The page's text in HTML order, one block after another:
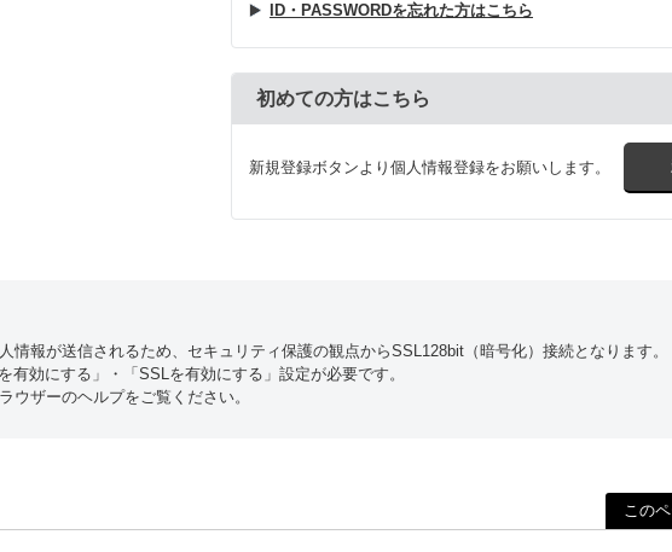
ID・PASSWORDを忘れた方はこちら
初めての方はこちら
新規登録ボタンより個人情報登録をお願いします。
情報が送信されるため、セキュリティ保護の観点からSSL128bit（暗号化）接続となります。
効にする」・「SSLを有効にする」設定が必要です。
ウザーのヘルプをご覧ください。
この